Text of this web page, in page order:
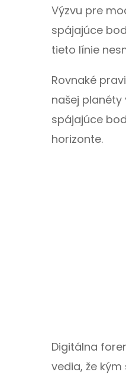
Výzvu pre
spájajúce
tieto línie
Rovnaké
našej planéty
spájajúce
horizonte.
Digitálna
vedia, že